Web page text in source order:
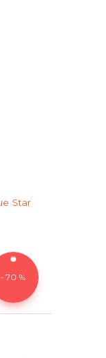
- 70 %